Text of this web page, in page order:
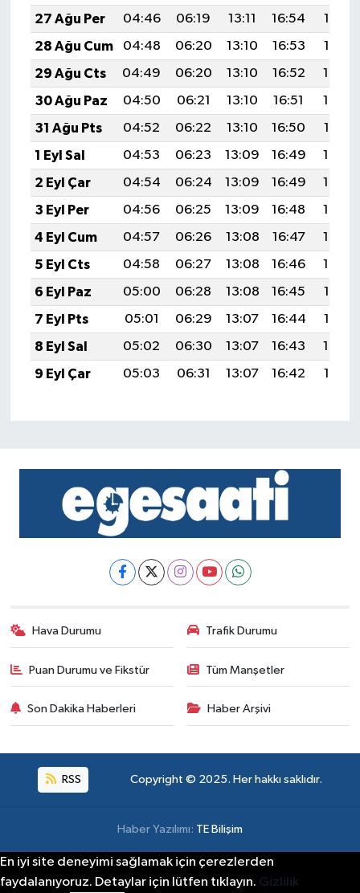
27 Ağu Per
04:46 06:19 13:11 16:54
19:53
28 Ağu Cum
04:48 06:20 13:10 16:53
19:52
29 Ağu Cts
04:49 06:20 13:10 16:52
19:50
30 Ağu Paz
04:50 06:21 13:10 16:51
19:48
31 Ağu Pts
04:52 06:22 13:10 16:50
19:47
1 Eyl Sal
04:53 06:23 13:09 16:49
19:45
2 Eyl Çar
04:54 06:24 13:09 16:49
19:43
3 Eyl Per
04:56 06:25 13:09 16:48
19:42
4 Eyl Cum
04:57 06:26 13:08 16:47
19:40
5 Eyl Cts
04:58 06:27 13:08 16:46
19:39
6 Eyl Paz
05:00 06:28 13:08 16:45
19:37
7 Eyl Pts
05:01 06:29 13:07 16:44
19:35
8 Eyl Sal
05:02 06:30 13:07 16:43
19:34
9 Eyl Çar
05:03 06:31 13:07 16:42 19:32
Hava Durumu Trafik Durumu
Puan Durumu ve Fikstür Tüm Manşetler
Son Dakika Haberleri Haber Arşivi
RSS Copyright © 2025. Her hakkı saklıdır.
Haber Yazılımı: TE Bilişim
En iyi site deneyimi sağlamak için çerezlerden
faydalanıyoruz. Detaylar için lütfen tıklayın. Gizlilik